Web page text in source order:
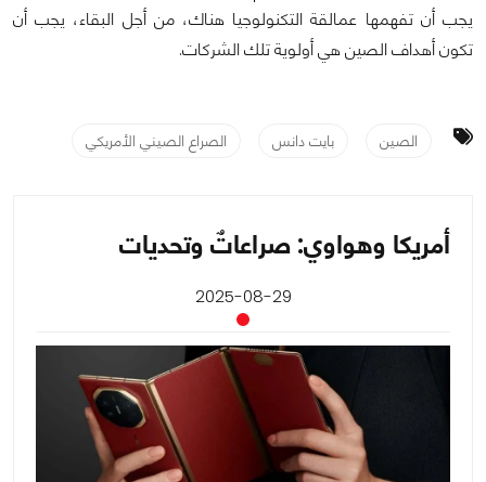
يجب أن تفهمها عمالقة التكنولوجيا هناك، من أجل البقاء، يجب أن
تكون أهداف الصين هي أولوية تلك الشركات.
الصين بايت دانس الصراع الصيني الأمريكي
أمريكا وهواوي: صراعاتٌ وتحديات
2025-08-29